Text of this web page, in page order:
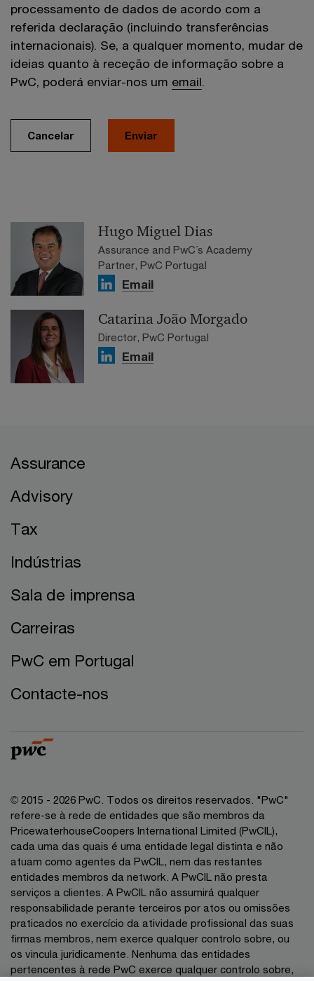
processamento de dados de acordo com a
referida declaração (incluindo transferências
internacionais). Se, a qualquer momento, mudar de
ideias quanto à receção de informação sobre a
PwC, poderá enviar-nos um email.
Cancelar Enviar
Hugo Miguel Dias
Assurance and PwC´s Academy
Partner, PwC Portugal
Email
Catarina João Morgado
Director, PwC Portugal
Email
Assurance
Advisory
Tax
Indústrias
Sala de imprensa
Carreiras
PwC em Portugal
Contacte-nos
© 2015 - 2026 PwC. Todos os direitos reservados. "PwC"
refere-se à rede de entidades que são membros da
PricewaterhouseCoopers International Limited (PwCIL),
cada uma das quais é uma entidade legal distinta e não
atuam como agentes da PwCIL, nem das restantes
entidades membros da network. A PwCIL não presta
serviços a clientes. A PwCIL não assumirá qualquer
responsabilidade perante terceiros por atos ou omissões
praticados no exercício da atividade profissional das suas
firmas membros, nem exerce qualquer controlo sobre, ou
os vincula juridicamente. Nenhuma das entidades
pertencentes à rede PwC exerce qualquer controlo sobre,